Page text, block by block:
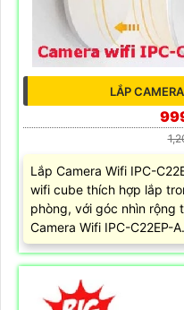
LẮP
Lắp Camera Wifi IPC-
wifi cube thích hợp lắp
phòng, với góc nhìn rộng
Camera Wifi IPC-C22EP-